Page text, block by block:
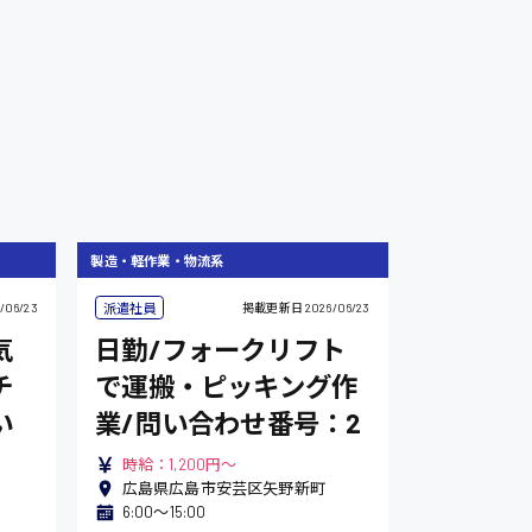
06/23
製造・軽作業・物流系
派遣社員 掲載更新日 2026/06/23
日勤/フォークリフト
で運搬・ピッキング作
業/問い合わせ番号：2
時給：1,200円～
広島県広島市安芸区矢野新町
6:00〜15:00